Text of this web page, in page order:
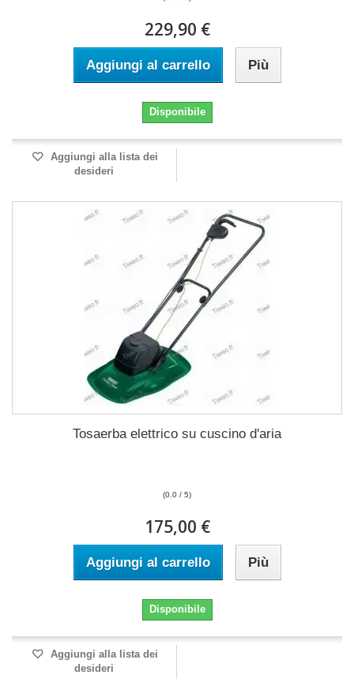
229,90 €
Aggiungi al carrello Più
Disponibile
Aggiungi alla lista dei
desideri
Tosaerba elettrico su cuscino d'aria
(0.0 / 5)
175,00 €
Aggiungi al carrello Più
Disponibile
Aggiungi alla lista dei
desideri